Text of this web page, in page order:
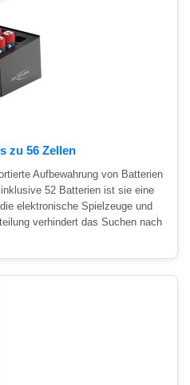
zu 56 Zellen
Aufbewahrung von Batterien
52 Batterien ist sie eine
elektronische Spielzeuge und
verhindert das Suchen nach